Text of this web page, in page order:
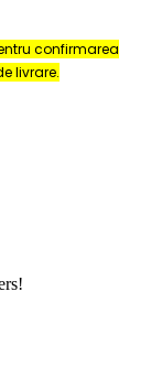
confirmarea
livrare.